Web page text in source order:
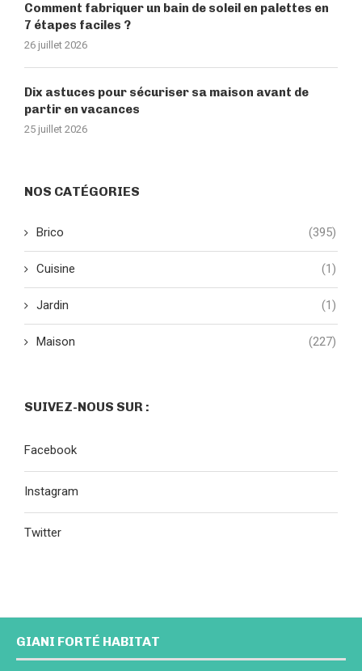
Comment fabriquer un bain de soleil en palettes en
7 étapes faciles ?
26 juillet 2026
Dix astuces pour sécuriser sa maison avant de
partir en vacances
25 juillet 2026
NOS CATÉGORIES
Brico (395)
Cuisine (1)
Jardin (1)
Maison (227)
SUIVEZ-NOUS SUR :
Facebook
Instagram
Twitter
GIANI FORTÉ HABITAT